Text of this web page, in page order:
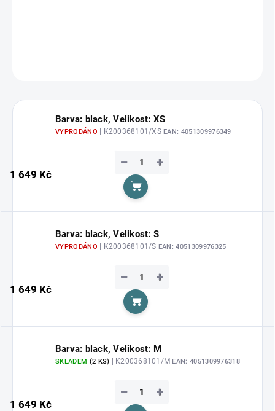
Barva: black, Velikost: XS
VYPRODÁNO | K200368101/XSEAN: 4051309976349
1 649 Kč
+
−
Do košíku
Barva: black, Velikost: S
VYPRODÁNO | K200368101/S EAN: 4051309976325
1 649 Kč
+
−
Do košíku
Barva: black, Velikost: M
SKLADEM (2 KS) | K200368101/MEAN: 4051309976318
1 649 Kč
+
−